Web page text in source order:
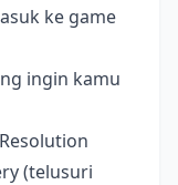
ke game
ingin kamu
(telusuri